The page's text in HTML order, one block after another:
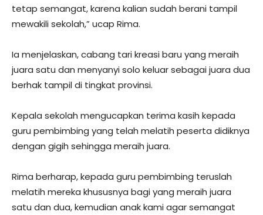
tetap semangat, karena kalian sudah berani tampil
mewakili sekolah,” ucap Rima.
Ia menjelaskan, cabang tari kreasi baru yang meraih
juara satu dan menyanyi solo keluar sebagai juara dua
berhak tampil di tingkat provinsi.
Kepala sekolah mengucapkan terima kasih kepada
guru pembimbing yang telah melatih peserta didiknya
dengan gigih sehingga meraih juara.
Rima berharap, kepada guru pembimbing teruslah
melatih mereka khususnya bagi yang meraih juara
satu dan dua, kemudian anak kami agar semangat